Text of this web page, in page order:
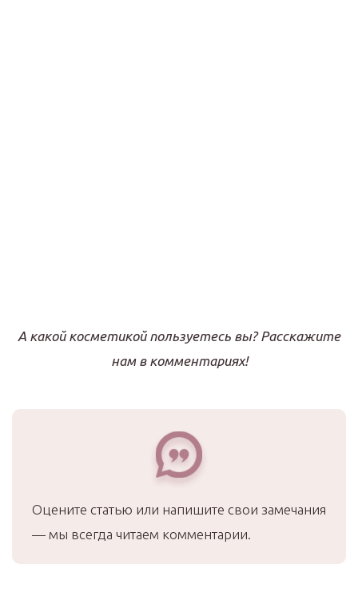
А какой косметикой пользуетесь вы? Расскажите
нам в комментариях!
Оцените статью или напишите свои замечания
— мы всегда читаем комментарии.